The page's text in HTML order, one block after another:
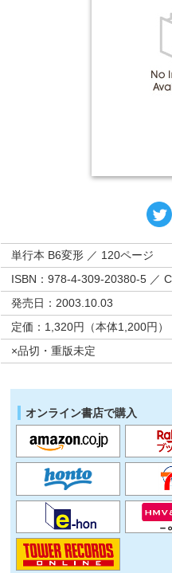
単行本 B6変形 ／ 120ページ
ISBN：978-4-309-20380-5 ／
発売日：2003.10.03
定価：1,320円（本体1,200円）
×品切・重版未定
オンライン書店で購入